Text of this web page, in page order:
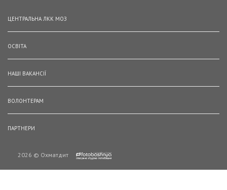
ЦЕНТРАЛЬНА ЛКК МОЗ
ОСВІТА
НАШІ ВАКАНСІЇ
ВОЛОНТЕРАМ
ПАРТНЕРИ
2026 © Охматдит